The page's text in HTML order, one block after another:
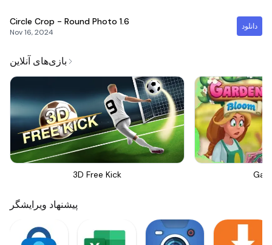
Circle Crop - Round Photo 1.6
Nov 16, 2024
دانلود
بازی‌های آنلاین
3D Free Kick
پیشنهاد ویرایشگر